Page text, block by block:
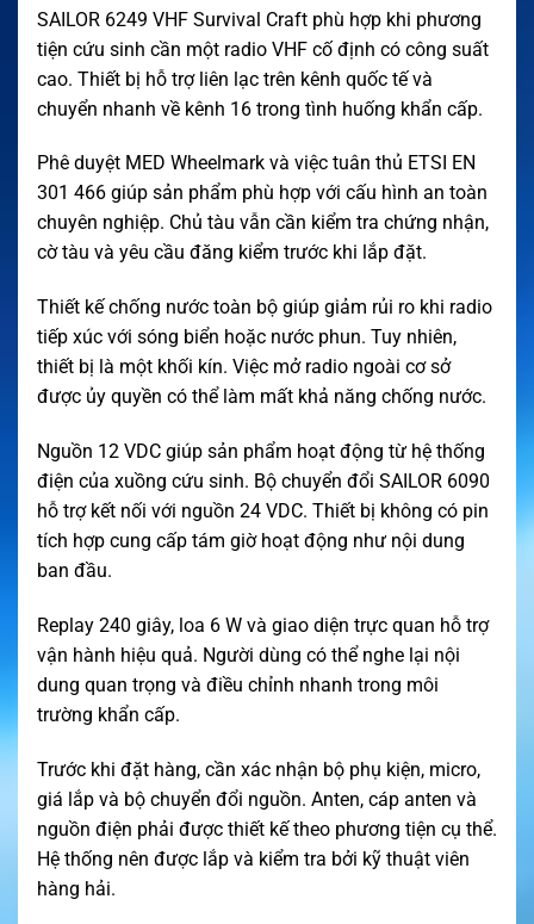
SAILOR 6249 VHF Survival Craft phù hợp khi phương
tiện cứu sinh cần một radio VHF cố định có công suất
cao. Thiết bị hỗ trợ liên lạc trên kênh quốc tế và
chuyển nhanh về kênh 16 trong tình huống khẩn cấp.
Phê duyệt MED Wheelmark và việc tuân thủ ETSI EN
301 466 giúp sản phẩm phù hợp với cấu hình an toàn
chuyên nghiệp. Chủ tàu vẫn cần kiểm tra chứng nhận,
cờ tàu và yêu cầu đăng kiểm trước khi lắp đặt.
Thiết kế chống nước toàn bộ giúp giảm rủi ro khi radio
tiếp xúc với sóng biển hoặc nước phun. Tuy nhiên,
thiết bị là một khối kín. Việc mở radio ngoài cơ sở
được ủy quyền có thể làm mất khả năng chống nước.
Nguồn 12 VDC giúp sản phẩm hoạt động từ hệ thống
điện của xuồng cứu sinh. Bộ chuyển đổi SAILOR 6090
hỗ trợ kết nối với nguồn 24 VDC. Thiết bị không có pin
tích hợp cung cấp tám giờ hoạt động như nội dung
ban đầu.
Replay 240 giây, loa 6 W và giao diện trực quan hỗ trợ
vận hành hiệu quả. Người dùng có thể nghe lại nội
dung quan trọng và điều chỉnh nhanh trong môi
trường khẩn cấp.
Trước khi đặt hàng, cần xác nhận bộ phụ kiện, micro,
giá lắp và bộ chuyển đổi nguồn. Anten, cáp anten và
nguồn điện phải được thiết kế theo phương tiện cụ thể.
Hệ thống nên được lắp và kiểm tra bởi kỹ thuật viên
hàng hải.